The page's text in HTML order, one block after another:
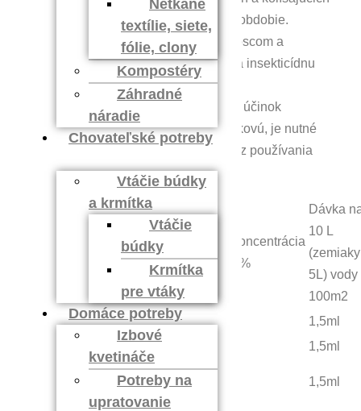
Netkané
textílie, siete,
fólie, clony
Kompostéry
Záhradné
náradie
Chovateľské potreby
Vtáčie búdky
a krmítka
Vtáčie
búdky
Krmítka
pre vtáky
Domáce potreby
Izbové
kvetináče
Potreby na
upratovanie
teplôt – typické prejavy pre toto obdobie.
Dve jarné aplikácie proti krytonoscom a
blyskáčikovi repkovému vytvoria insekticídnu
clonu trvajúcu niekoľko týždňov.
V oblastiach, kde sa zistil slabší účinok
pyrethroidov na pásavku zemiakovú, je nutné
takéto prípravky aspoň na 1 rok z používania
vynechať.
Škodlivý činiteľ
Koncentrácia
v %
Dávka
10 L
(zemiaky
5L) vody
100m2
hrach
Listáriky
1,5ml
Listáriky 1,5ml
zemiaky
Pásavka
zemiaková
1,5ml